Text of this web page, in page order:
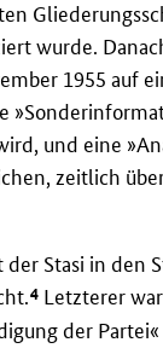
wurde.
1955 auf
und eine
zeitlich
Stasi in den
4 Letzterer
der